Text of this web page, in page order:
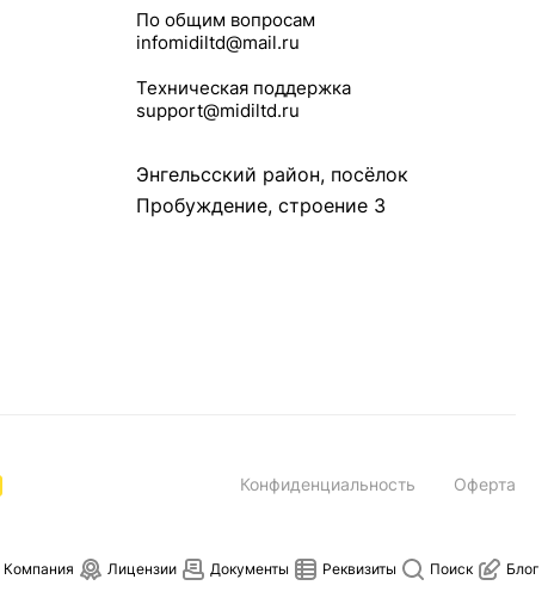
По общим вопросам
infomidiltd@mail.ru
Техническая поддержка
support@midiltd.ru
Энгельсский район, посёлок
Пробуждение, строение 3
Конфиденциальность Оферта
Компания Лицензии Документы Реквизиты Поиск
Блог